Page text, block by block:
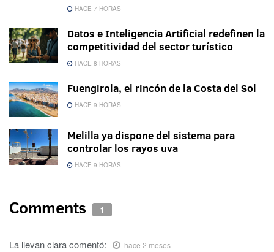
HACE 7 HORAS
Datos e Inteligencia Artificial redefinen la
competitividad del sector turístico
HACE 8 HORAS
Fuengirola, el rincón de la Costa del Sol
HACE 9 HORAS
Melilla ya dispone del sistema para
controlar los rayos uva
HACE 9 HORAS
Comments 1
La llevan claracomentó: hace 2 meses